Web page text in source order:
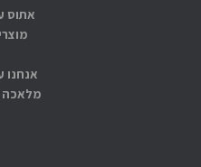
אנחנו
מלאכה